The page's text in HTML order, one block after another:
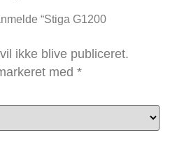
“Stiga G1200
ikke blive publiceret.
med *